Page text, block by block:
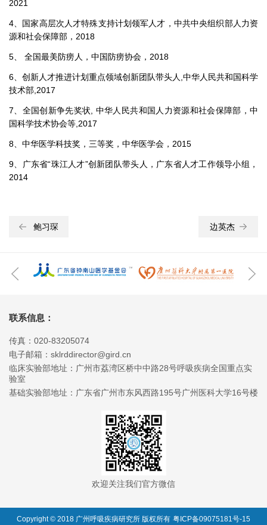
2021
4、国家高层次人才特殊支持计划领军人才，中共中央组织部人力资
源和社会保障部，2018
5、 全国最美防痨人，中国防痨协会，2018
6、创新人才推进计划重点领域创新团队带头人,中华人民共和国科学
技术部,2017
7、全国创新争先奖状, 中华人民共和国人力资源和社会保障部，中
国科学技术协会等,2017
8、中华医学科技奖，三等奖，中华医学会，2015
9、广东省“珠江人才”创新团队带头人，广东省人才工作领导小组，
2014
鲍习琛 边英杰
联系信息：
传真：020-83205074
电子邮箱：sklrddirector@gird.cn
临床实验部地址：广州市荔湾区桥中中路28号呼吸疾病全国重点实
验室
基础实验部地址：广东省广州市东风西路195号广州医科大学16号楼
欢迎关注我们官方微信
Copyright © 2018 广州呼吸疾病研究所 版权所有 粤ICP备09075181号-15